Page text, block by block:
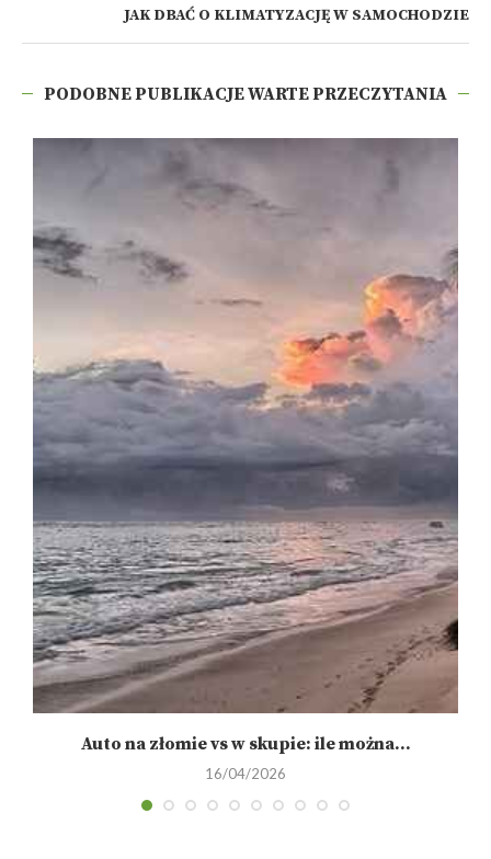
JAK DBAĆ O KLIMATYZACJĘ W SAMOCHODZIE
PODOBNE PUBLIKACJE WARTE PRZECZYTANIA
Auto na złomie vs w skupie: ile można...
16/04/2026